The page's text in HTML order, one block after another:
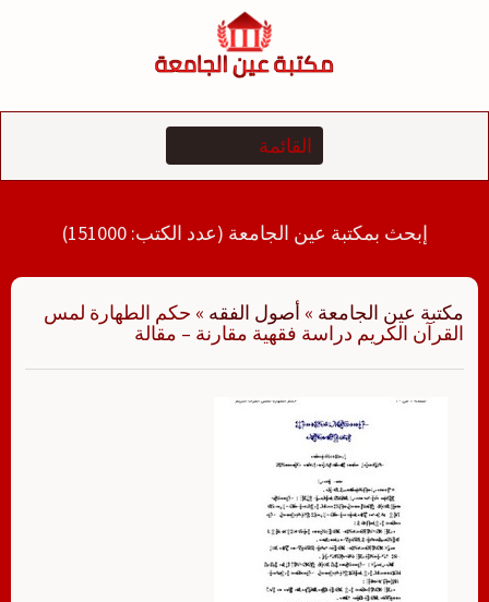
إبحث بمكتبة عين الجامعة (عدد الكتب: 151000)
مكتبة عين الجامعة » أصول الفقه » حكم الطهارة لمس
القرآن الكريم دراسة فقهية مقارنة – مقالة